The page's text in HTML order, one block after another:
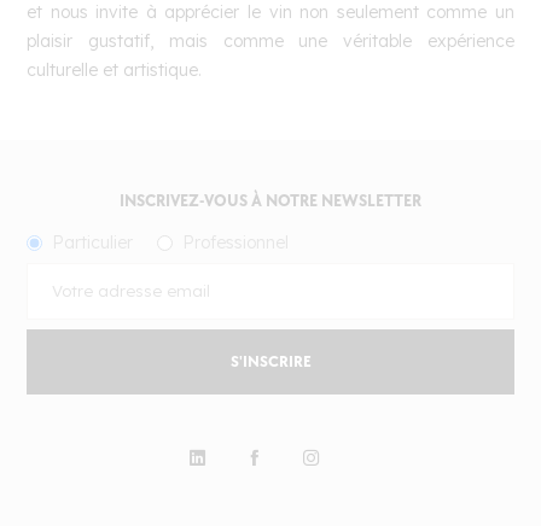
et nous invite à apprécier le vin non seulement comme un
plaisir gustatif, mais comme une véritable expérience
culturelle et artistique.
INSCRIVEZ-VOUS À NOTRE NEWSLETTER
S'INSCRIRE